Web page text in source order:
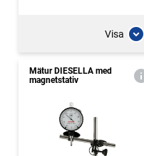
Visa
Mätur DIESELLA med
magnetstativ